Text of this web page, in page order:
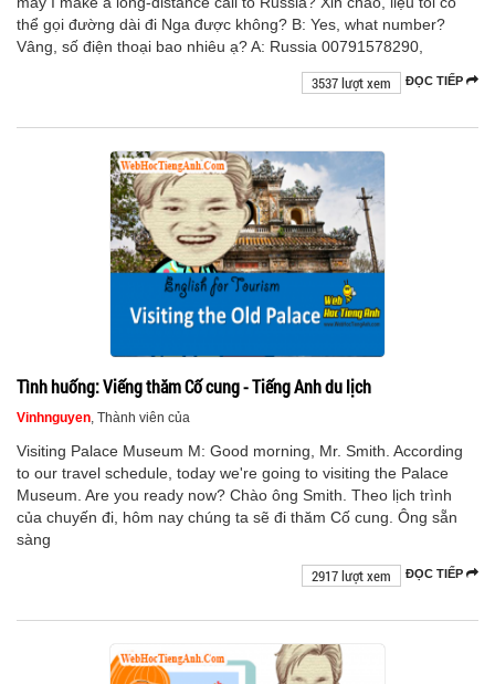
thể gọi đường dài đi Nga được không? B: Yes, what number?
Vâng, số điện thoại bao nhiêu ạ? A: Russia 00791578290,
ĐỌC TIẾP
3537 lượt xem
Tình huống: Viếng thăm Cố cung - Tiếng Anh du lịch
Vinhnguyen , Thành viên của
Visiting Palace Museum M: Good morning, Mr. Smith. According
to our travel schedule, today we're going to visiting the Palace
Museum. Are you ready now? Chào ông Smith. Theo lịch trình
của chuyến đi, hôm nay chúng ta sẽ đi thăm Cố cung. Ông sẵn
sàng
ĐỌC TIẾP
2917 lượt xem